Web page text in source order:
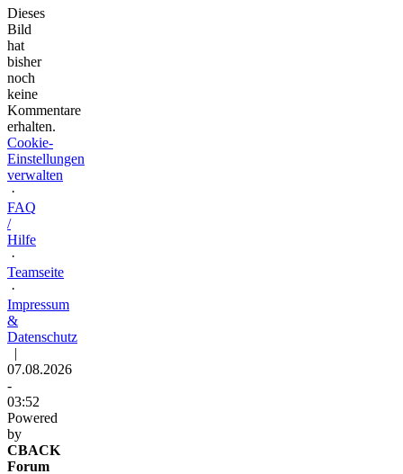
Dieses
Bild
hat
bisher
noch
keine
Kommentare
erhalten.
Cookie-
Einstellungen
verwalten
·
FAQ
/
Hilfe
·
Teamseite
·
Impressum
&
Datenschutz
|
07.08.2026
-
03:52
Powered
by
CBACK
Forum